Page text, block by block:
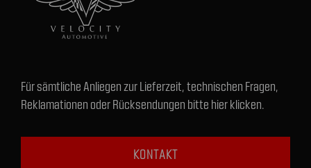
Für sämtliche Anliegen zur Lieferzeit, technischen Fragen,
Reklamationen oder Rücksendungen bitte hier klicken.
KONTAKT